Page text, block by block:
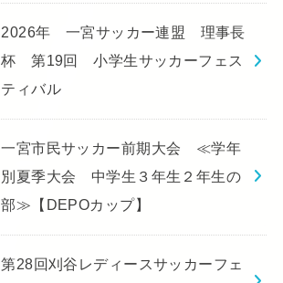
2026年 一宮サッカー連盟 理事長
杯 第19回 小学生サッカーフェス
ティバル
一宮市民サッカー前期大会 ≪学年
別夏季大会 中学生３年生２年生の
部≫【DEPOカップ】
第28回刈谷レディースサッカーフェ